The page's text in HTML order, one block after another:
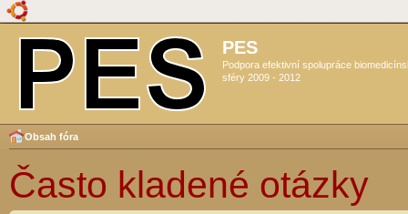
PES
Podpora efektivní spolupráce
sféry 2009 - 2012
Obsah fóra
Často kladené otázky